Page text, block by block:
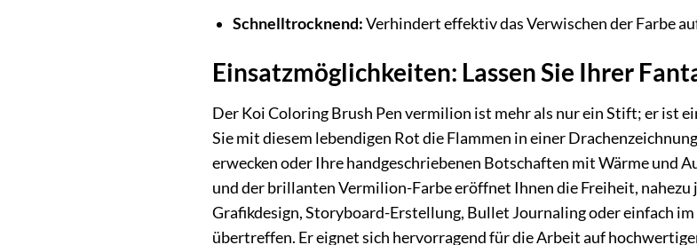
Schnelltrocknend:Verhindert effektiv das Verwischen der Farbe
Einsatzmöglichkeiten: Lassen Sie Ihrer
Der Koi Coloring Brush Pen vermilion ist mehr als nur ein Stift; er ist
Sie mit diesem lebendigen Rot die Flammen in einer
erwecken oder Ihre handgeschriebenen Botschaften mit Wärme und
und der brillanten Vermilion-Farbe eröffnet Ihnen die Freiheit,
Grafikdesign, Storyboard-Erstellung, Bullet Journaling oder einfach
übertreffen. Er eignet sich hervorragend für die Arbeit auf